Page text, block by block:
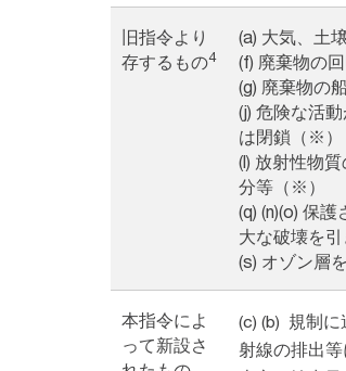
旧指令より
存するもの4
(a) 大気、土
(f) 廃棄物の
(g) 廃棄物の
(j) 危険な活
は閉鎖（※）
(l) 放射性物
分等（※）
(q) (n)(o) 保
大な破壊を
(s) オゾン層
本指令によ
って新設さ
(c) (b) 規制
射線の排出